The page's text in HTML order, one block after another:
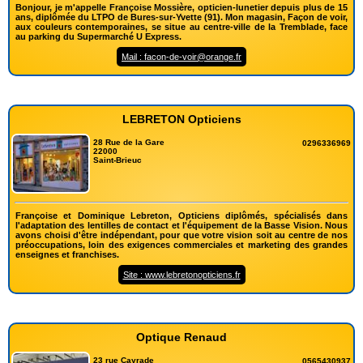
Bonjour, je m'appelle Françoise Mossière, opticien-lunetier depuis plus de 15
ans, diplômée du LTPO de Bures-sur-Yvette (91). Mon magasin, Façon de voir,
aux couleurs contemporaines, se situe au centre-ville de la Tremblade, face
au parking du Supermarché U Express.
Mail : facon-de-voir@orange.fr
LEBRETON Opticiens
28 Rue de la Gare
22000
Saint-Brieuc
0296336969
Françoise et Dominique Lebreton, Opticiens diplômés, spécialisés dans
l'adaptation des lentilles de contact et l'équipement de la Basse Vision. Nous
avons choisi d'être indépendant, pour que votre vision soit au centre de nos
préoccupations, loin des exigences commerciales et marketing des grandes
enseignes et franchises.
Site : www.lebretonopticiens.fr
Optique Renaud
23 rue Cayrade 0565430937